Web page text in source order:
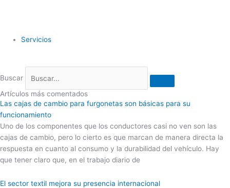
Servicios
Buscar
Artículos más comentados
Las cajas de cambio para furgonetas son básicas para su
funcionamiento
Uno de los componentes que los conductores casi no ven son las
cajas de cambio, pero lo cierto es que marcan de manera directa la
respuesta en cuanto al consumo y la durabilidad del vehículo. Hay
que tener claro que, en el trabajo diario de
El sector textil mejora su presencia internacional